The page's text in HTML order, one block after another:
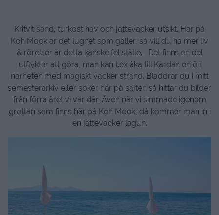
Kritvit sand, turkost hav och jättevacker utsikt. Här på
Koh Mook är det lugnet som gäller, så vill du ha mer liv
& rörelser är detta kanske fel ställe. Det finns en del
utflykter att göra, man kan t.ex åka till Kardan en ö i
närheten med magiskt vacker strand. Bläddrar du i mitt
semesterarkiv eller söker här på sajten så hittar du bilder
från förra året vi var där. Även när vi simmade igenom
grottan som finns här på Koh Mook, då kommer man in i
en jättevacker lagun.